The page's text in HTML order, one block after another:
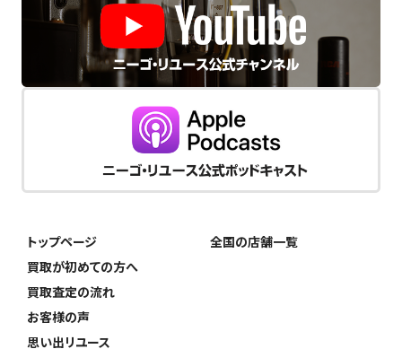
トップページ
買取が初めての方へ
買取査定の流れ
お客様の声
思い出リユース
全国の店舗一覧